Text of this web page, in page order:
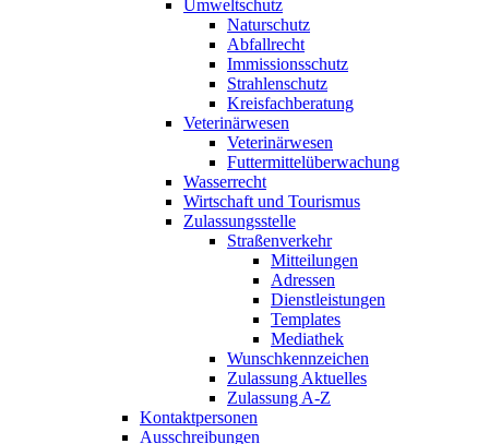
Umweltschutz
Naturschutz
Abfallrecht
Immissionsschutz
Strahlenschutz
Kreisfachberatung
Veterinärwesen
Veterinärwesen
Futtermittelüberwachung
Wasserrecht
Wirtschaft und Tourismus
Zulassungsstelle
Straßenverkehr
Mitteilungen
Adressen
Dienstleistungen
Templates
Mediathek
Wunschkennzeichen
Zulassung Aktuelles
Zulassung A-Z
Kontaktpersonen
Ausschreibungen